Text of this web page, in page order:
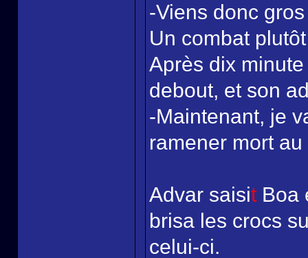
-Viens donc
Un combat
Après dix
debout, et son
-Maintenant, je
ramener mort
Advar saisit Boa
brisa les crocs
celui-ci.